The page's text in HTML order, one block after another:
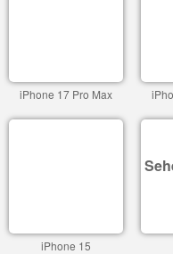
iPhone 17 Pro Max
iPhone 15